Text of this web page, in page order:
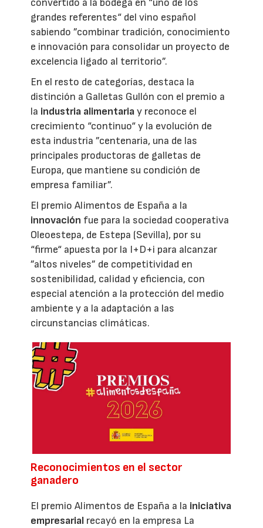
convertido a la bodega en “uno de los
grandes referentes“ del vino español
sabiendo ”combinar tradición, conocimiento
e innovación para consolidar un proyecto de
excelencia ligado al territorio”.
En el resto de categorías, destaca la
distinción a Galletas Gullón con el premio a
la industria alimentariay reconoce el
crecimiento “continuo“ y la evolución de
esta industria ”centenaria, una de las
principales productoras de galletas de
Europa, que mantiene su condición de
empresa familiar”.
El premio Alimentos de España a la
innovación fue para la sociedad cooperativa
Oleoestepa, de Estepa (Sevilla), por su
“firme“ apuesta por la I+D+i para alcanzar
”altos niveles” de competitividad en
sostenibilidad, calidad y eficiencia, con
especial atención a la protección del medio
ambiente y a la adaptación a las
circunstancias climáticas.
Reconocimientos en el sector
ganadero
El premio Alimentos de España a la iniciativa
empresarial recayó en la empresa La